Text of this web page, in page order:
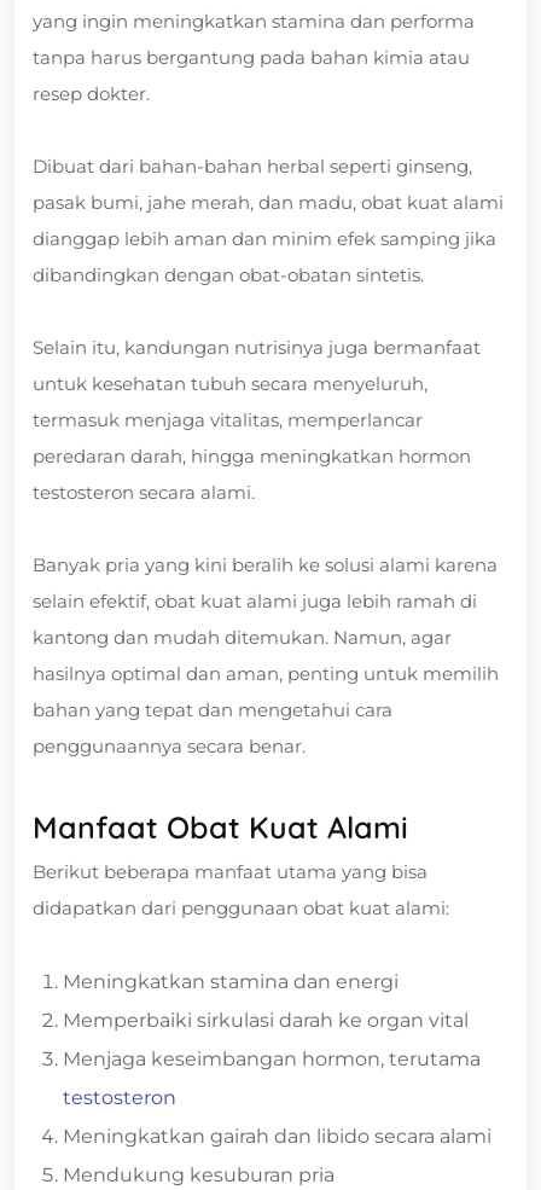
yang ingin meningkatkan stamina dan performa
tanpa harus bergantung pada bahan kimia atau
resep dokter.
Dibuat dari bahan-bahan herbal seperti ginseng,
pasak bumi, jahe merah, dan madu, obat kuat alami
dianggap lebih aman dan minim efek samping jika
dibandingkan dengan obat-obatan sintetis.
Selain itu, kandungan nutrisinya juga bermanfaat
untuk kesehatan tubuh secara menyeluruh,
termasuk menjaga vitalitas, memperlancar
peredaran darah, hingga meningkatkan hormon
testosteron secara alami.
Banyak pria yang kini beralih ke solusi alami karena
selain efektif, obat kuat alami juga lebih ramah di
kantong dan mudah ditemukan. Namun, agar
hasilnya optimal dan aman, penting untuk memilih
bahan yang tepat dan mengetahui cara
penggunaannya secara benar.
Manfaat Obat Kuat Alami
Berikut beberapa manfaat utama yang bisa
didapatkan dari penggunaan obat kuat alami:
Meningkatkan stamina dan energi
Memperbaiki sirkulasi darah ke organ vital
Menjaga keseimbangan hormon, terutama
testosteron
Meningkatkan gairah dan libido secara alami
Mendukung kesuburan pria